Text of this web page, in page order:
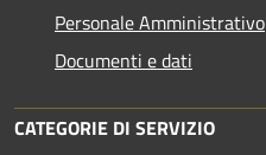
Personale Amministrativo
Documenti e dati
CATEGORIE DI SERVIZIO